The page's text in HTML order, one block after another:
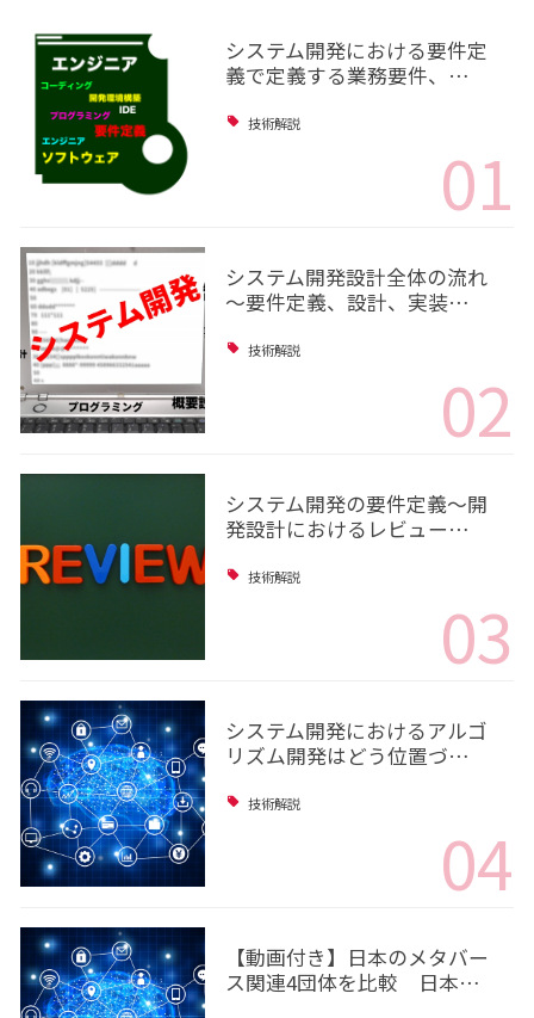
システム開発における要件定
義で定義する業務要件、…
技術解説
01
システム開発設計全体の流れ
～要件定義、設計、実装…
技術解説
02
システム開発の要件定義～開
発設計におけるレビュー…
技術解説
03
システム開発におけるアルゴ
リズム開発はどう位置づ…
技術解説
04
【動画付き】日本のメタバー
ス関連4団体を比較 日本…